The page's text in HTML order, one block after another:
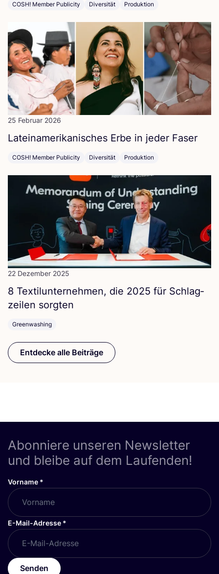
COSH! Member Publicity Diversität Produktion
25 Februar 2026
Latein­ame­ri­ka­ni­sches Erbe in jeder Faser
COSH! Member Publicity Diversität Produktion
22 Dezember 2025
8 Tex­til­un­ter­neh­men, die 2025 für Schlag­
zei­len sorgten
Greenwashing
Entdecke alle Beiträge
Abonniere unseren Newsletter
und bleibe auf dem Laufenden!
Vorname *
E-Mail-Adresse *
Senden